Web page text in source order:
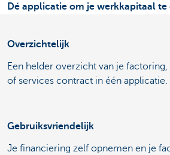
Dé applicatie om je werkkapitaal
Overzichtelijk
Een helder overzicht van je
of services contract in één applicatie.
Gebruiksvriendelijk
Je financiering zelf opnemen en je